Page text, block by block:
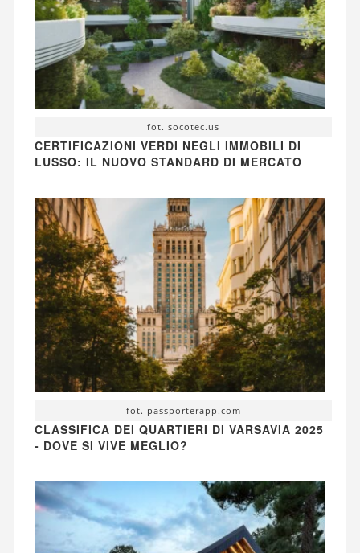
fot. socotec.us
CERTIFICAZIONI VERDI NEGLI IMMOBILI DI
LUSSO: IL NUOVO STANDARD DI MERCATO
fot. passporterapp.com
CLASSIFICA DEI QUARTIERI DI VARSAVIA 2025
- DOVE SI VIVE MEGLIO?